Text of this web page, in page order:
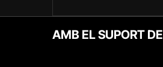
AMB EL SUPORT DE